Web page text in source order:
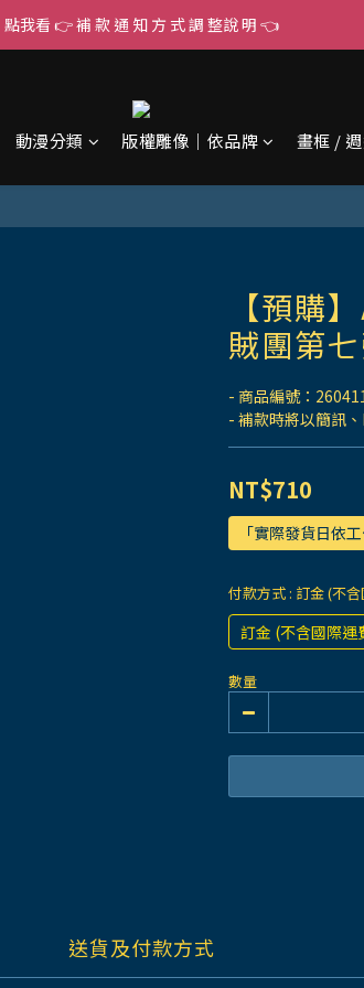
點我看 👉 補 款 通 知 方 式 調 整說 明 👈
動漫分類 版權雕像｜依品牌 畫框 /
【預購
賊團第
- 商品編號：
- 補款時將以簡訊
NT$710
「實際發貨日依
付款方式 : 訂金 (不
訂金 (不含國際運
數量
送貨及付款方式